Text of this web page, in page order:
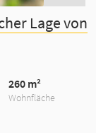
Lage von
Wohnfläche
260 m²